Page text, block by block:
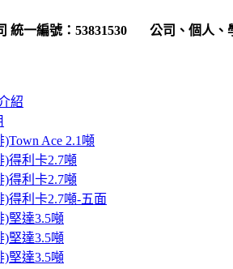
統一編號：53831530 公司、個人、
紹
)Town Ace 2.1噸
)得利卡2.7噸
)得利卡2.7噸
)得利卡2.7噸-五面
)堅達3.5噸
)堅達3.5噸
)堅達3.5噸